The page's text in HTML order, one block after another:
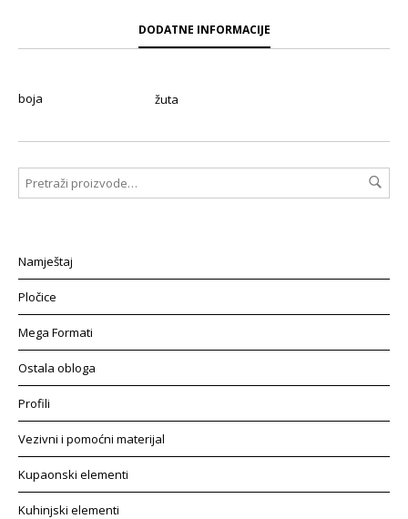
DODATNE INFORMACIJE
boja žuta
Namještaj
Pločice
Mega Formati
Ostala obloga
Profili
Vezivni i pomoćni materijal
Kupaonski elementi
Kuhinjski elementi